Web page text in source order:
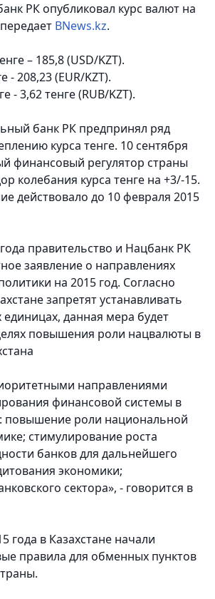
РК опубликовал курс валют на
BNews.kz.
– 185,8 (USD/KZT).
- 208,23 (EUR/KZT).
- 3,62 тенге (RUB/KZT).
банк РК предпринял ряд
курса тенге. 10 сентября
финансовый регулятор страны
колебания курса тенге на +3/-15.
действовало до 10 февраля 2015
правительство и Нацбанк РК
заявление о направлениях
на 2015 год. Согласно
запретят устанавливать
данная мера будет
повышения роли нацвалюты в
направлениями
финансовой системы в
повышение роли национальной
стимулирование роста
банков для дальнейшего
экономики;
сектора», - говорится в
года в Казахстане начали
правила для обменных пунктов